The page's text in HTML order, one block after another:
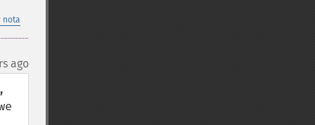
nota
ago